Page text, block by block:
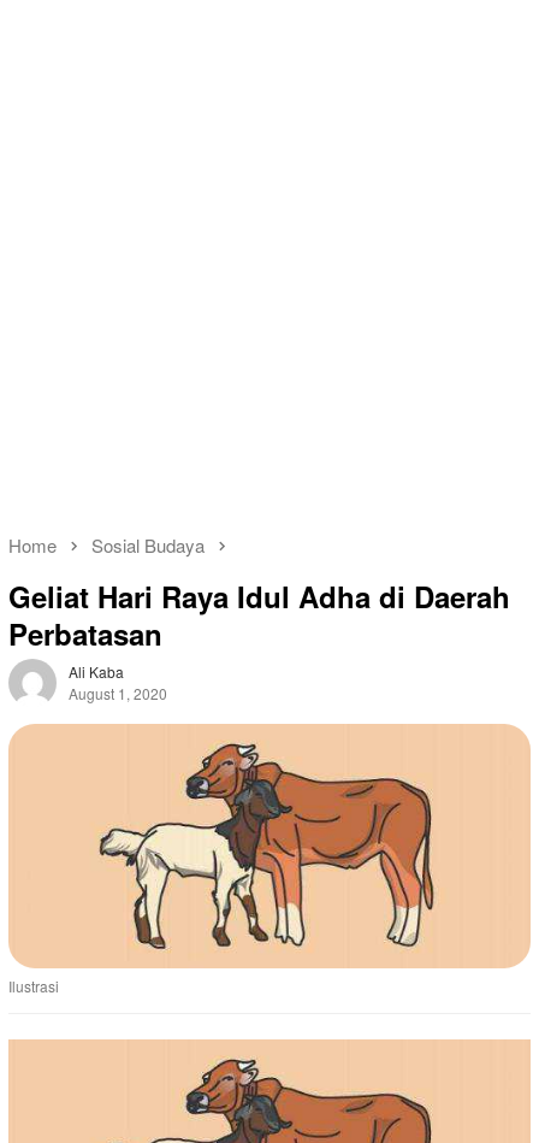
Home Sosial Budaya
Geliat Hari Raya Idul Adha di Daerah
Perbatasan
Ali Kaba
August 1, 2020
Ilustrasi